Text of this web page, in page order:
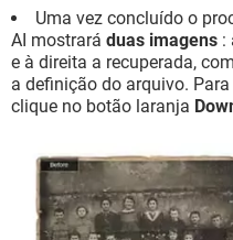
Uma vez concluído o
AI mostrará duas imagens :
e à direita a recuperada,
a definição do arquivo.
clique no botão laranja